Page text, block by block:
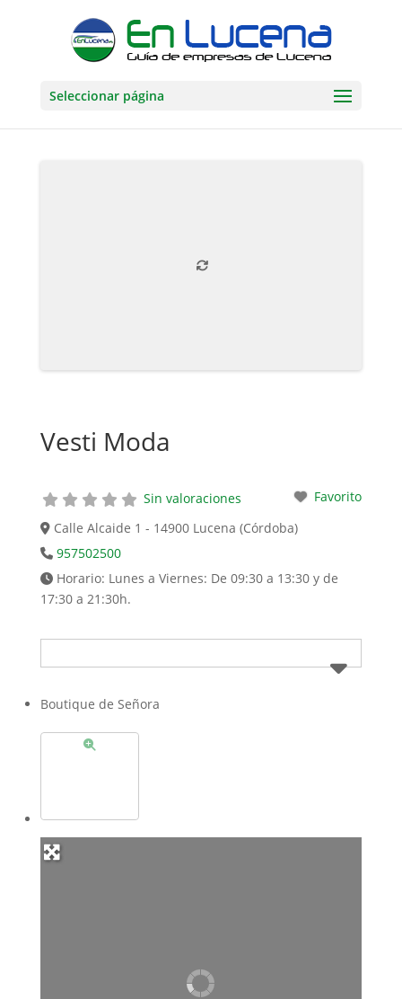
Seleccionar página
Vesti Moda
Sin valoraciones
Favorito
Calle Alcaide 1 - 14900 Lucena (Córdoba)
957502500
Horario: Lunes a Viernes: De 09:30 a 13:30 y de
17:30 a 21:30h.
Boutique de Señora